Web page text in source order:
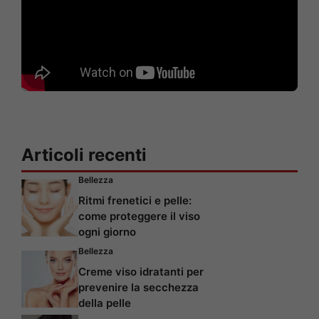
Articoli recenti
Bellezza
Ritmi frenetici e pelle:
come proteggere il viso
ogni giorno
Bellezza
Creme viso idratanti per
prevenire la secchezza
della pelle